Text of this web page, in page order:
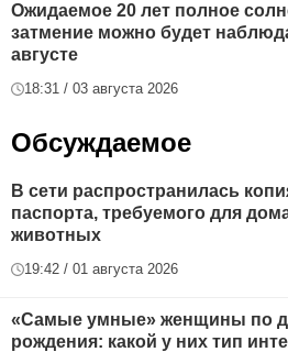
Ожидаемое 20 лет полное
затмение можно будет
августе
18:31 / 03 августа 2026
Обсуждаемое
В сети распространилась
паспорта, требуемого для
животных
19:42 / 01 августа 2026
«Самые умные» женщины по
рождения: какой у них тип